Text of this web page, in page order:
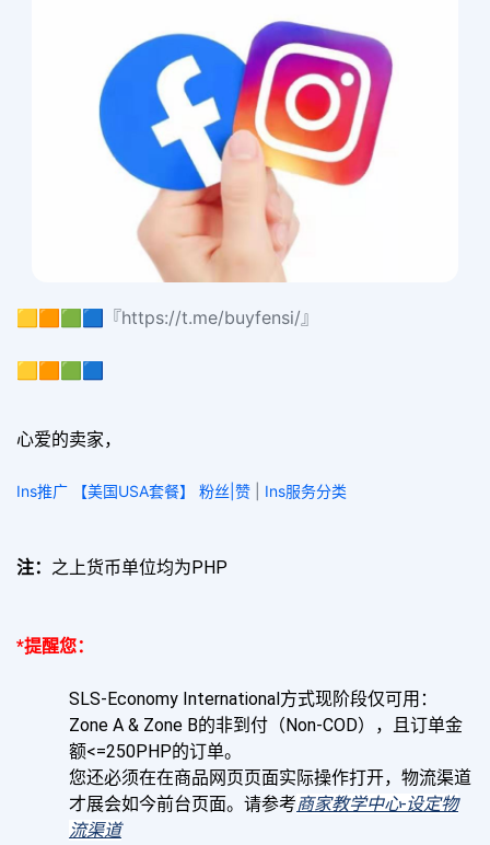
🟨🟧🟩🟦『https://t.me/buyfensi/』
🟨🟧🟩🟦
心爱的卖家，
Ins推广 【美国USA套餐】 粉丝|赞 Ins服务分类
注： 之上货币单位均为PHP
*提醒您：
SLS-Economy International方式现阶段仅可用：
Zone A & Zone B的非到付（Non-COD），且订单金
额<=250PHP的订单。
您还必须在在商品网页页面实际操作打开，物流渠道
才展会如今前台页面。请参考商家教学中心-设定物
流渠道